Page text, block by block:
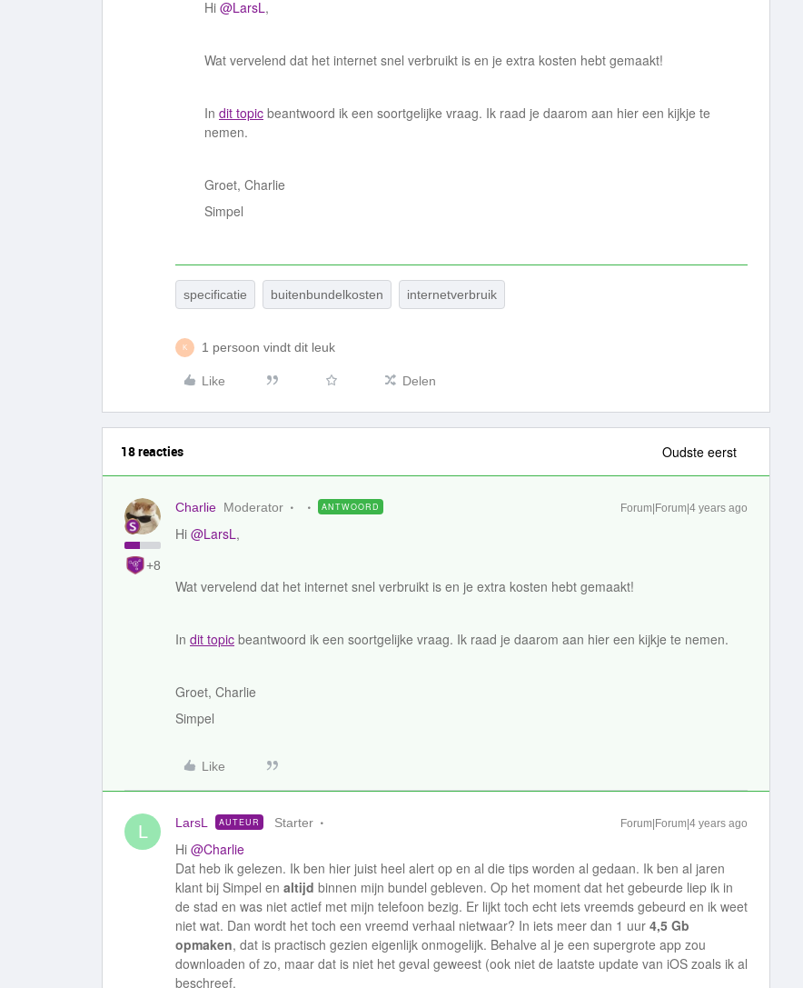
Hi @LarsL,
Wat vervelend dat het internet snel verbruikt is en je extra kosten hebt gemaakt!
In dit topic beantwoord ik een soortgelijke vraag. Ik raad je daarom aan hier een kijkje te
nemen.
Groet, Charlie
Simpel
specificatie buitenbundelkosten internetverbruik
K 1 persoon vindt dit leuk
Like Delen
18 reacties Oudste eerst
+8
Charlie Moderator ANTWOORD Forum|Forum|4 years ago
Hi @LarsL,
Wat vervelend dat het internet snel verbruikt is en je extra kosten hebt gemaakt!
In dit topic beantwoord ik een soortgelijke vraag. Ik raad je daarom aan hier een kijkje te nemen.
Groet, Charlie
Simpel
Like
L LarsL AUTEUR Starter Forum|Forum|4 years ago
Hi @Charlie
Dat heb ik gelezen. Ik ben hier juist heel alert op en al die tips worden al gedaan. Ik ben al jaren
klant bij Simpel en altijd binnen mijn bundel gebleven. Op het moment dat het gebeurde liep ik in
de stad en was niet actief met mijn telefoon bezig. Er lijkt toch echt iets vreemds gebeurd en ik weet
niet wat. Dan wordt het toch een vreemd verhaal nietwaar? In iets meer dan 1 uur 4,5 Gb
opmaken, dat is practisch gezien eigenlijk onmogelijk. Behalve al je een supergrote app zou
downloaden of zo, maar dat is niet het geval geweest (ook niet de laatste update van iOS zoals ik al
beschreef.